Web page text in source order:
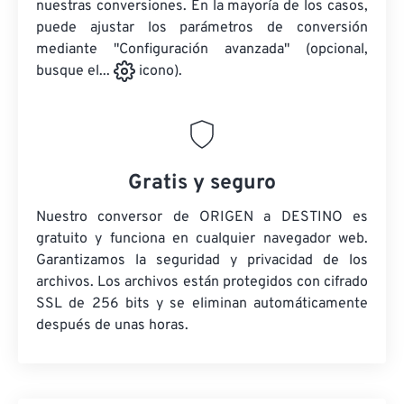
nuestras conversiones. En la mayoría de los casos,
puede ajustar los parámetros de conversión
mediante "Configuración avanzada" (opcional,
busque el...
icono).
Gratis y seguro
Nuestro conversor de ORIGEN a DESTINO es
gratuito y funciona en cualquier navegador web.
Garantizamos la seguridad y privacidad de los
archivos. Los archivos están protegidos con cifrado
SSL de 256 bits y se eliminan automáticamente
después de unas horas.